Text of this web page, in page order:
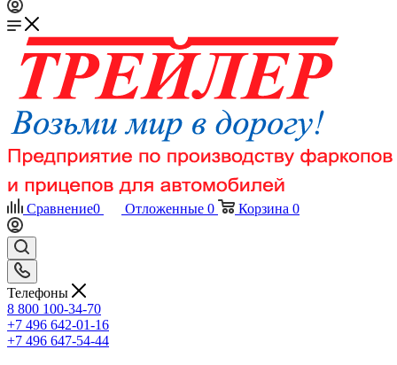
Сравнение0 Отложенные 0 Корзина 0
Телефоны
8 800 100-34-70
+7 496 642-01-16
+7 496 647-54-44